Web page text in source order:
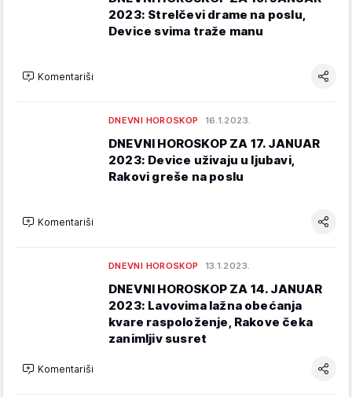
2023: Strelčevi drame na poslu,
Device svima traže manu
Komentariši
DNEVNI HOROSKOP 16.1.2023.
DNEVNI HOROSKOP ZA 17. JANUAR
2023: Device uživaju u ljubavi,
Rakovi greše na poslu
Komentariši
DNEVNI HOROSKOP 13.1.2023.
DNEVNI HOROSKOP ZA 14. JANUAR
2023: Lavovima lažna obećanja
kvare raspoloženje, Rakove čeka
zanimljiv susret
Komentariši